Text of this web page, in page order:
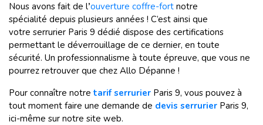
Nous avons fait de l’ouverture coffre-fort notre
spécialité depuis plusieurs années ! C’est ainsi que
votre serrurier Paris 9 dédié dispose des certifications
permettant le déverrouillage de ce dernier, en toute
sécurité. Un professionnalisme à toute épreuve, que vous ne
pourrez retrouver que chez Allo Dépanne !
Pour connaître notre tarif serrurier Paris 9, vous pouvez à
tout moment faire une demande de devis serrurier Paris 9,
ici-même sur notre site web.